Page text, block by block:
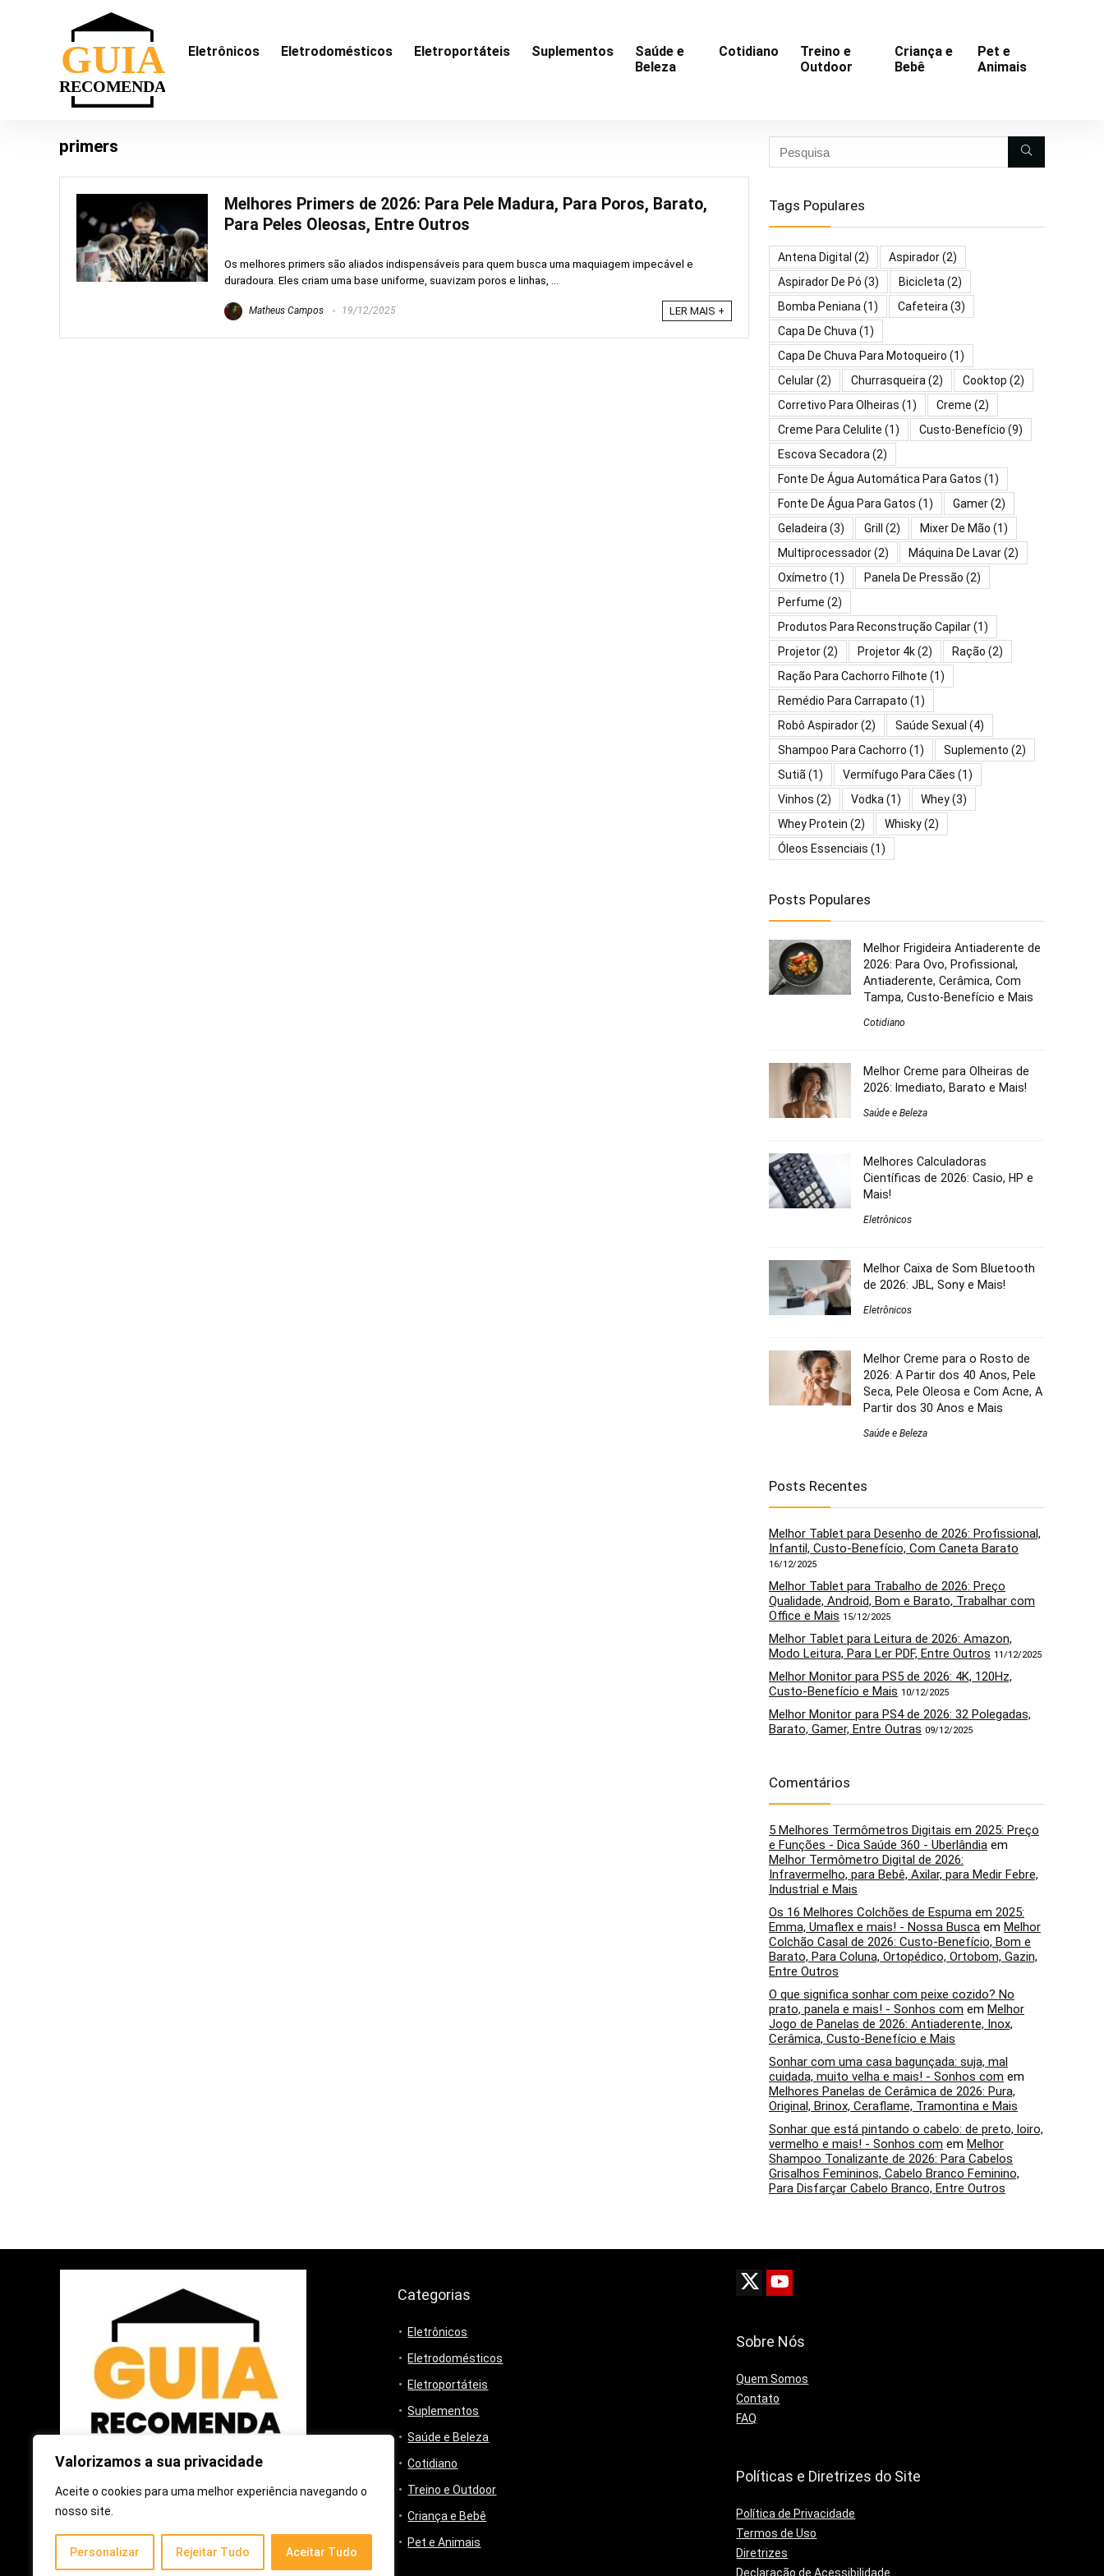
Valorizamos a sua privacidade
Aceite o cookies para uma melhor experiência navegando o
nosso site.
Personalizar Rejeitar Tudo Aceitar Tudo
Eletrônicos Eletrodomésticos Eletroportáteis Suplementos
Saúde e
Beleza
Cotidiano
Treino e
Outdoor
Criança e
Bebê
Pet e
Animais
primers
Melhores Primers de 2026: Para Pele Madura, Para Poros, Barato,
Para Peles Oleosas, Entre Outros
Os melhores primers são aliados indispensáveis para quem busca uma maquiagem impecável e
duradoura. Eles criam uma base uniforme, suavizam poros e linhas, ...
Matheus Campos 19/12/2025 LER MAIS +
Tags Populares
Antena Digital (2) Aspirador(2)
Aspirador De Pó (3) Bicicleta (2)
Bomba Peniana (1) Cafeteira (3)
Capa De Chuva (1)
Capa De Chuva Para Motoqueiro (1)
Celular(2) Churrasqueira (2) Cooktop (2)
Corretivo Para Olheiras (1) Creme (2)
Creme Para Celulite (1) Custo-Benefício (9)
Escova Secadora (2)
Fonte De Água Automática Para Gatos (1)
Fonte De Água Para Gatos (1) Gamer(2)
Geladeira (3) Grill (2) Mixer De Mão (1)
Multiprocessador(2) Máquina De Lavar(2)
Oxímetro (1) Panela De Pressão (2)
Perfume (2)
Produtos Para Reconstrução Capilar(1)
Projetor(2) Projetor 4k(2) Ração (2)
Ração Para Cachorro Filhote (1)
Remédio Para Carrapato (1)
Robô Aspirador(2) Saúde Sexual (4)
Shampoo Para Cachorro (1) Suplemento (2)
Sutiã (1) Vermífugo Para Cães (1)
Vinhos (2) Vodka (1) Whey(3)
Whey Protein (2) Whisky(2)
Óleos Essenciais (1)
Posts Populares
Melhor Frigideira Antiaderente de
2026: Para Ovo, Profissional,
Antiaderente, Cerâmica, Com
Tampa, Custo-Benefício e Mais
Cotidiano
Melhor Creme para Olheiras de
2026: Imediato, Barato e Mais!
Saúde e Beleza
Melhores Calculadoras
Científicas de 2026: Casio, HP e
Mais!
Eletrônicos
Melhor Caixa de Som Bluetooth
de 2026: JBL, Sony e Mais!
Eletrônicos
Melhor Creme para o Rosto de
2026: A Partir dos 40 Anos, Pele
Seca, Pele Oleosa e Com Acne, A
Partir dos 30 Anos e Mais
Saúde e Beleza
Posts Recentes
Melhor Tablet para Desenho de 2026: Profissional,
Infantil, Custo-Benefício, Com Caneta Barato
16/12/2025
Melhor Tablet para Trabalho de 2026: Preço
Qualidade, Android, Bom e Barato, Trabalhar com
Office e Mais 15/12/2025
Melhor Tablet para Leitura de 2026: Amazon,
Modo Leitura, Para Ler PDF, Entre Outros 11/12/2025
Melhor Monitor para PS5 de 2026: 4K, 120Hz,
Custo-Benefício e Mais 10/12/2025
Melhor Monitor para PS4 de 2026: 32 Polegadas,
Barato, Gamer, Entre Outras 09/12/2025
Comentários
5 Melhores Termômetros Digitais em 2025: Preço
e Funções - Dica Saúde 360 - Uberlândia em
Melhor Termômetro Digital de 2026:
Infravermelho, para Bebê, Axilar, para Medir Febre,
Industrial e Mais
Os 16 Melhores Colchões de Espuma em 2025:
Emma, Umaflex e mais! - Nossa Busca em Melhor
Colchão Casal de 2026: Custo-Benefício, Bom e
Barato, Para Coluna, Ortopédico, Ortobom, Gazin,
Entre Outros
O que significa sonhar com peixe cozido? No
prato, panela e mais! - Sonhos com em Melhor
Jogo de Panelas de 2026: Antiaderente, Inox,
Cerâmica, Custo-Benefício e Mais
Sonhar com uma casa bagunçada: suja, mal
cuidada, muito velha e mais! - Sonhos com em
Melhores Panelas de Cerâmica de 2026: Pura,
Original, Brinox, Ceraflame, Tramontina e Mais
Sonhar que está pintando o cabelo: de preto, loiro,
vermelho e mais! - Sonhos com em Melhor
Shampoo Tonalizante de 2026: Para Cabelos
Grisalhos Femininos, Cabelo Branco Feminino,
Para Disfarçar Cabelo Branco, Entre Outros
2025 © Guia Recomenda | Todos os Direitos Reservados
Programa de Afiliados Mercado Livre, somos remunerados
pelas compras qualificadas efetuadas.
Categorias
Eletrônicos
Eletrodomésticos
Eletroportáteis
Suplementos
Saúde e Beleza
Cotidiano
Treino e Outdoor
Criança e Bebê
Pet e Animais
Sobre Nós
Quem Somos
Contato
FAQ
Políticas e Diretrizes do Site
Política de Privacidade
Termos de Uso
Diretrizes
Declaração de Acessibilidade